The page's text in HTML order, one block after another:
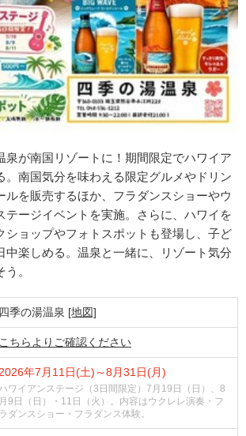
泉が南国リゾートに！期間限定でハワイア
。南国気分を味わえる限定グルメやドリン
ルを販売するほか、フラダンスショーやウ
テージイベントを実施。さらに、ハワイを
ショップやフォトスポットも登場し、子ど
中楽しめる。温泉と一緒に、リゾート気分
。
四季の湯温泉 [地図]
こちらよりご確認ください
年7月11日(土)～8月31日(月)
ワイアンステージ（3日間限定）7月19日（日）、8
月9日（日）・11日（火）。内容はウクレレ演奏・フ
ラダンスショー・フラダンス体験。